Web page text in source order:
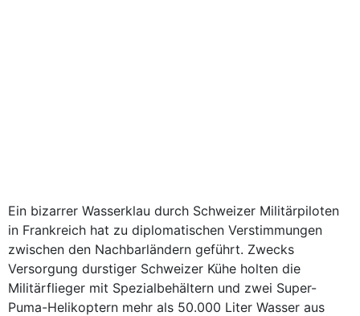
Ein bizarrer Wasserklau durch Schweizer Militärpiloten
in Frankreich hat zu diplomatischen Verstimmungen
zwischen den Nachbarländern geführt. Zwecks
Versorgung durstiger Schweizer Kühe holten die
Militärflieger mit Spezialbehältern und zwei Super-
Puma-Helikoptern mehr als 50.000 Liter Wasser aus